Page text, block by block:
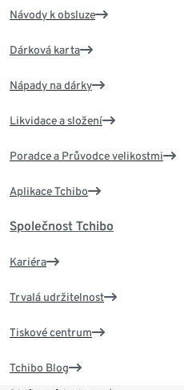
Návody k obsluze
Dárková karta
Nápady na dárky
Likvidace a složení
Poradce a Průvodce velikostmi
Aplikace Tchibo
Společnost Tchibo
Kariéra
Trvalá udržitelnost
Tiskové centrum
Tchibo Blog